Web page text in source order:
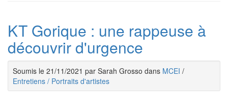
KT Gorique : une rappeuse à
découvrir d'urgence
Soumis le 21/11/2021 par Sarah Grosso dans MCEI /
Entretiens / Portraits d'artistes